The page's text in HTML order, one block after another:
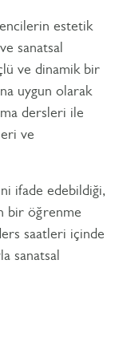
estetik
sanatsal
ve dinamik bir
uygun olarak
dersleri ile
ve
ifade edebildiği,
bir öğrenme
saatleri içinde
sanatsal